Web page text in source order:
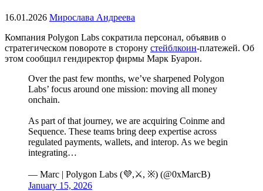
16.01.2026 Мирослава Андреева
Компания Polygon Labs сократила персонал, объявив о
стратегическом повороте в сторону стейблкоин-платежей. Об
этом сообщил гендиректор фирмы Марк Буарон.
Over the past few months, we’ve sharpened Polygon
Labs’ focus around one mission: moving all money
onchain.
As part of that journey, we are acquiring Coinme and
Sequence. These teams bring deep expertise across
regulated payments, wallets, and interop. As we begin
integrating…
— Marc | Polygon Labs (💜,⚔️, ※) (@0xMarcB)
January 15, 2026